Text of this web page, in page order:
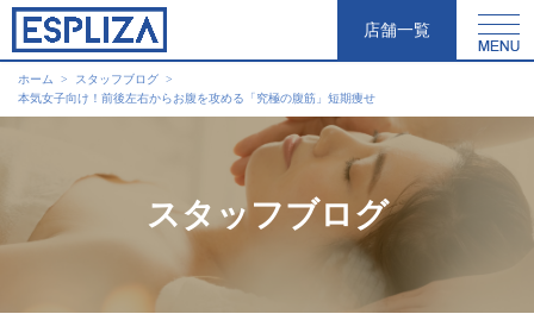
店舗一覧
ホーム
スタッフブログ
本気女子向け！前後左右からお腹を攻める「究極の腹筋」短期痩せ
スタッフブログ